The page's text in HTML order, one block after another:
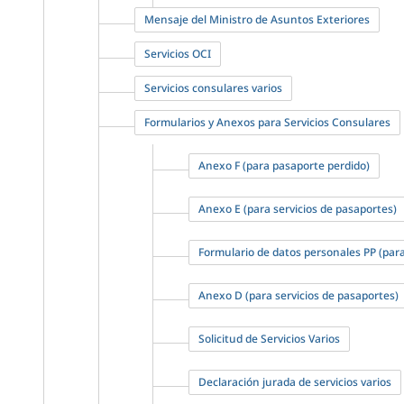
Mensaje del Ministro de Asuntos Exteriores
Servicios OCI
Servicios consulares varios
Formularios y Anexos para Servicios Consulares
Anexo F (para pasaporte perdido)
Anexo E (para servicios de pasaportes)
Formulario de datos personales PP
Anexo D (para servicios de pasaportes)
Solicitud de Servicios Varios
Declaración jurada de servicios varios